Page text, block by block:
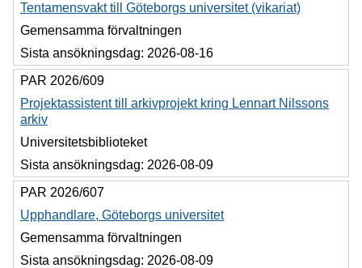
Tentamensvakt till Göteborgs universitet (vikariat)
Gemensamma förvaltningen
Sista ansökningsdag: 2026-08-16
PAR 2026/609
Projektassistent till arkivprojekt kring Lennart Nilssons
arkiv
Universitetsbiblioteket
Sista ansökningsdag: 2026-08-09
PAR 2026/607
Upphandlare, Göteborgs universitet
Gemensamma förvaltningen
Sista ansökningsdag: 2026-08-09